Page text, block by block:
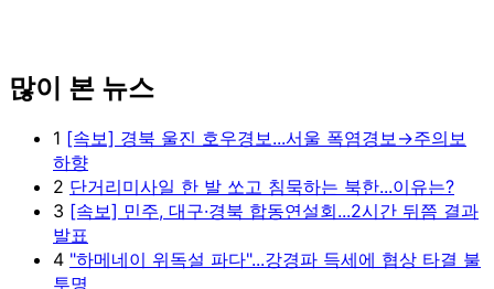
많이 본 뉴스
1 [속보] 경북 울진 호우경보...서울 폭염경보→주의보
하향
2 단거리미사일 한 발 쏘고 침묵하는 북한...이유는?
3 [속보] 민주, 대구·경북 합동연설회...2시간 뒤쯤 결과
발표
4 "하메네이 위독설 파다"...강경파 득세에 협상 타결 불
투명